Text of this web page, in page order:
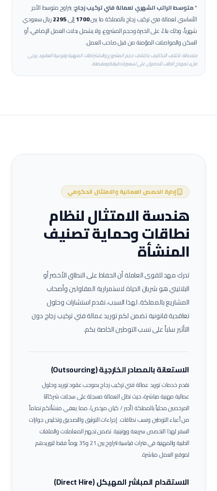
*متوسط الراتب الشهري لعمالةفني تركيب زجاج:يتراوح متوسط الأجر
الأساسي لعمالةفني تركيب زجاجبالمملكة ما بين1700إلى2295ريال سعودي
شهرياً، وذلك بناءً على الخبرة وحجم المشروع، ولا يشمل بدلات العمل الإضافي، أو
السكن والمواصلات المؤمنة من قبل صاحب العمل.
ملاحظة: تختلف التكاليف باختلاف حجم المشروع والاشتراطات المهنية ونوعية العقود. يرجى
ملء نموذج الطلب للحصول على تسعيرة دقيقة ومفصلة.
إدارة الحصص العمالية والامتثال الحكومي
هندسة الامتثال لنظام
نطاقات وحماية تصنيف
المنشأة
تدرك مهد للقوى العاملة أن الحفاظ على النطاق الأخضر أو
البلاتيني هو شريان الحياة لاستمرارية المقاولين وأصحاب
المشاريع بالمملكة. لهذا السبب، نقدم استشارات وحلول
تعاقدية قانونية تضمن لكم توريد عمالةفني تركيب زجاجدون
التأثير سلباً على نسب التوطين الخاصة بكم.
الاستعانة بالمصادر الخارجية (Outsourcing)
نقدم خدمات توريد عمالةفني تركيب زجاجبموجب عقود توريد وحلول
عمالية مهنية مباشرة، حيث تظل العمالة مسجلة على سجلات شركائنا
المرخصين محلياً بالمملكة (أجير / كيان مرخص)، مما يعفي منشأتكم تماماً
من أعباء التوطين ونسب نطاقات.إجراءات التوثيق والتصديق وتخليص جوازات
السفر لهذا التخصص سريعة وروتينية. نضمن تجهيز المعاملات والملفات
الطبية والمهنية في فترات قياسية تتراوح بين 21 و35 يوماً فقط لتوريدهم
لموقع العمل مباشرة.
الاستقدام المباشر المهيكل (Direct Hire)